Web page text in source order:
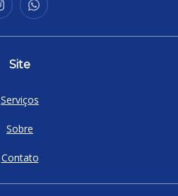
Site
Serviços
Sobre
Contato